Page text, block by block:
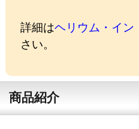
詳細はヘリウム・イン
さい。
商品紹介